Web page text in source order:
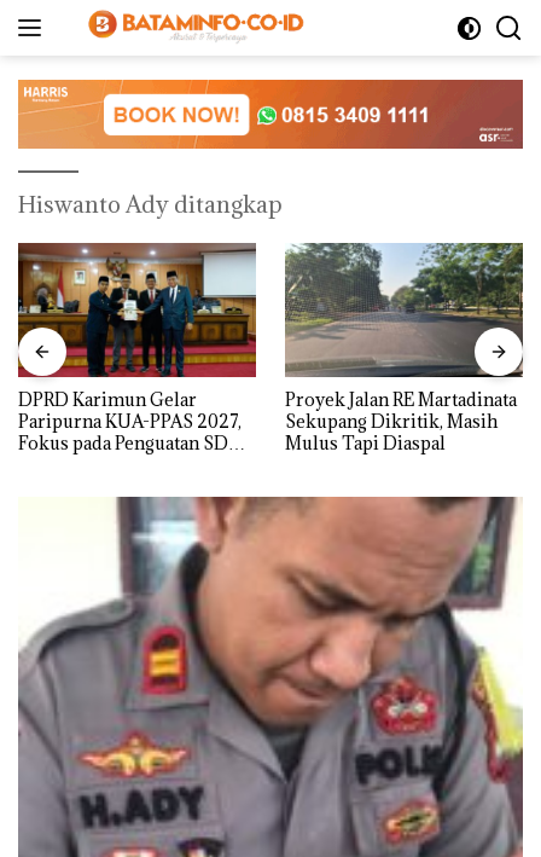
Hiswanto Ady ditangkap
DPRD Karimun Gelar
Paripurna KUA-PPAS 2027,
Fokus pada Penguatan SDM,
Proyek Jalan RE Martadinata
Sekupang Dikritik, Masih
Mulus Tapi Diaspal